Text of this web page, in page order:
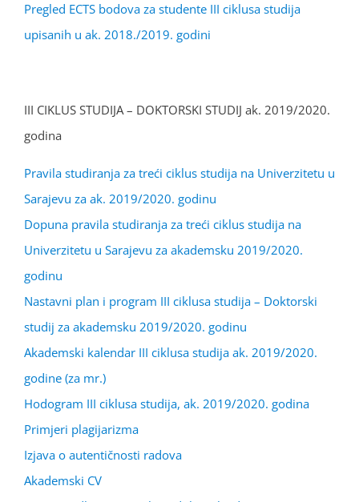
Pregled ECTS bodova za studente III ciklusa studija
upisanih u ak. 2018./2019. godini
III CIKLUS STUDIJA – DOKTORSKI STUDIJ ak. 2019/2020.
godina
Pravila studiranja za treći ciklus studija na Univerzitetu u
Sarajevu za ak. 2019/2020. godinu
Dopuna pravila studiranja za treći ciklus studija na
Univerzitetu u Sarajevu za akademsku 2019/2020.
godinu
Nastavni plan i program III ciklusa studija – Doktorski
studij za akademsku 2019/2020. godinu
Akademski kalendar III ciklusa studija ak. 2019/2020.
godine (za mr.)
Hodogram III ciklusa studija, ak. 2019/2020. godina
Primjeri plagijarizma
Izjava o autentičnosti radova
Akademski CV